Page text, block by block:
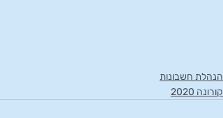
הנהלת חשבונות
קורונה 2020